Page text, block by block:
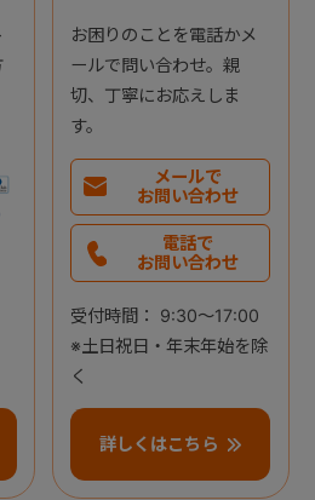
お困りのことを電話かメ
ールで問い合わせ。親
切、丁寧にお応えしま
す。
メールで
お問い合わせ
電話で
お問い合わせ
受付時間： 9:30～17:00
※土日祝日・年末年始を除
く
詳しくはこちら